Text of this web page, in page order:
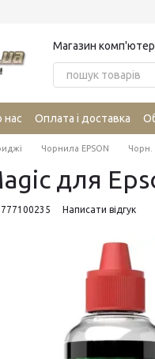
Магазин
нас Оплата і доставка
Чорнила EPSON Чорн.
для
Написати відгук